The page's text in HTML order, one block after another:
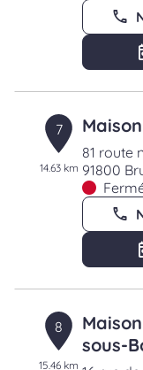
7
14.63 km
81 route
91800
8
15.46 km
sous-